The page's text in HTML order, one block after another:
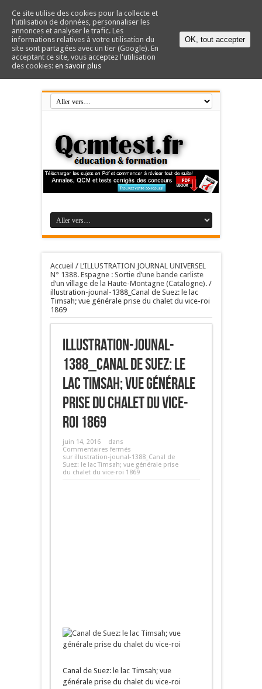
Accueil / L’ILLUSTRATION JOURNAL UNIVERSEL
N° 1388. Espagne : Sortie d’une bande carliste
d’un village de la Haute-Montagne (Catalogne)./
illustration-jounal-1388_Canal de Suez: le lac
Timsah; vue générale prise du chalet du vice-roi
1869
illustration-jounal-
1388_Canal de Suez: le
lac Timsah; vue générale
prise du chalet du vice-
roi 1869
juin 14, 2016
dans
Commentaires fermés
sur illustration-jounal-1388_Canal de
Suez: le lac Timsah; vue générale prise
du chalet du vice-roi 1869
Canal de Suez: le lac Timsah; vue
générale prise du chalet du vice-roi
Ce site utilise des cookies pour la collecte et
l'utilisation de données, personnaliser les
annonces et analyser le trafic. Les
informations relatives à votre utilisation du
site sont partagées avec un tier (Google). En
acceptant ce site, vous acceptez l'utilisation
des cookies: en savoir plus
OK, tout accepter